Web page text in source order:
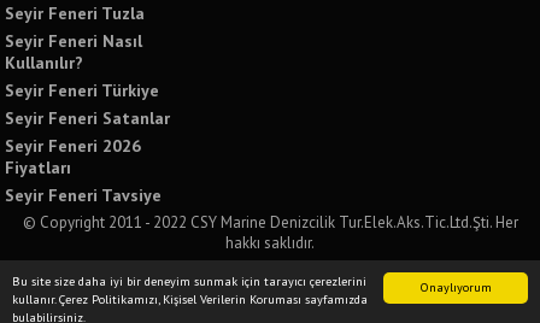
Onaylıyorum
Bu site size daha iyi bir deneyim sunmak için tarayıcı çerezlerini
kullanır. Çerez Politikamızı, Kişisel Verilerin Koruması sayfamızda
bulabilirsiniz.
Seyir Feneri Tuzla
Seyir Feneri Nasıl
Kullanılır?
Seyir Feneri Türkiye
Seyir Feneri Satanlar
Seyir Feneri 2026
Fiyatları
Seyir Feneri Tavsiye
© Copyright 2011 - 2022 CSY Marine Denizcilik Tur.Elek.Aks.Tic.Ltd.Şti. Her
hakkı saklıdır.
Bu sitede yer alan tüm yazılı ve görsel içeriklerin izinsiz kullanımı ve paylaşımı
kesinlikle yasaktır. İzinsiz kullanımda tüm yasal sorumluluğu kabul etmiş
sayılırsınız.